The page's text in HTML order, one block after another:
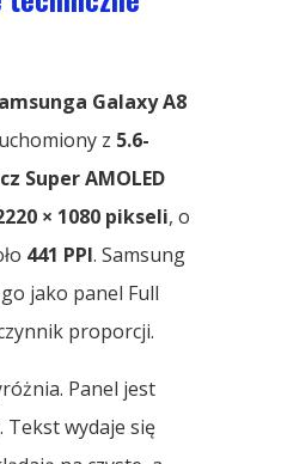
Galaxy A8
z 5.6-
Super AMOLED
× 1080 pikseli, o
441 PPI. Samsung
jako panel Full
proporcji.
Panel jest
wydaje się